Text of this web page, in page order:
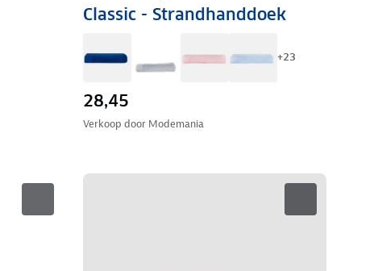
Classic - Strandhanddoek
+23
28,45
Verkoop door Modemania